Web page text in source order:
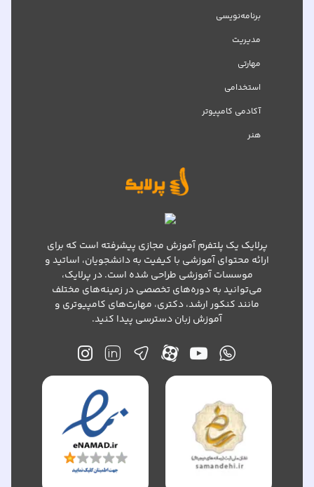
برنامه‌نویسی
مدیریت
مهارتی
استخدامی
آکادمی کامپیوتر
هنر
پرلایک یک پلتفرم آموزش مجازی پیشرفته است که برای
ارائه محتوای آموزشی با کیفیت به دانشجویان، اساتید و
موسسات آموزشی طراحی شده است. در پرلایک،
می‌توانید به دوره‌های تخصصی در زمینه‌های مختلف
مانند کنکور ارشد، دکتری، مهارت‌های کامپیوتری و
آموزش زبان دسترسی پیدا کنید.